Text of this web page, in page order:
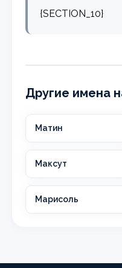
{SECTION_10}
Другие имена
Матин
Максут
Марисоль